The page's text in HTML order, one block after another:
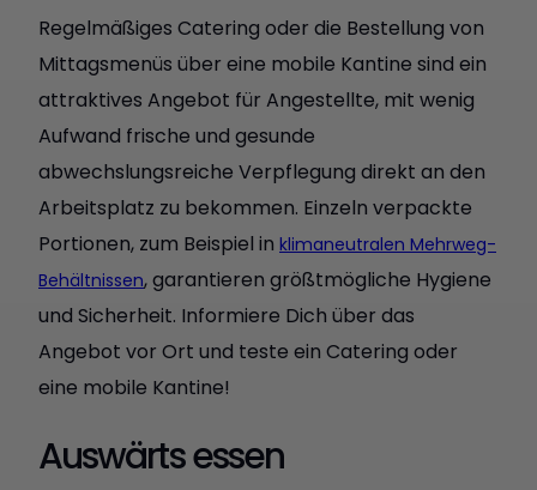
Regelmäßiges Catering oder die Bestellung von
Mittagsmenüs über eine mobile Kantine sind ein
attraktives Angebot für Angestellte, mit wenig
Aufwand frische und gesunde
abwechslungsreiche Verpflegung direkt an den
Arbeitsplatz zu bekommen. Einzeln verpackte
Portionen, zum Beispiel in klimaneutralen Mehrweg-
Behältnissen, garantieren größtmögliche Hygiene
und Sicherheit. Informiere Dich über das
Angebot vor Ort und teste ein Catering oder
eine mobile Kantine!
Auswärts essen